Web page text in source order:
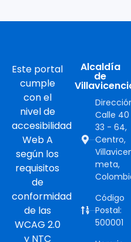
Este portal
cumple
con el
nivel de
accesibilidad
Web A
según los
requisitos
de
conformidad
de las
WCAG 2.0
y NTC
Alcaldía
de
Calle 40
33 - 64,
Centro,
meta,
Código
Postal:
500001